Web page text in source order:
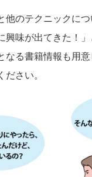
のテクニックにつ
興味が出てきた！
なる書籍情報も用
さい。